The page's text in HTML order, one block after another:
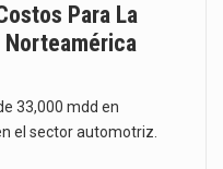
Para La
33,000 mdd en
el sector automotriz.